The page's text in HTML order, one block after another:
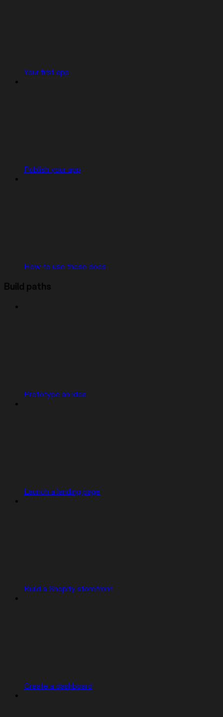
Your first app
Publish your app
How to use these docs
Build paths
Prototype an idea
Launch a landing page
Build a Shopify storefront
Create a dashboard